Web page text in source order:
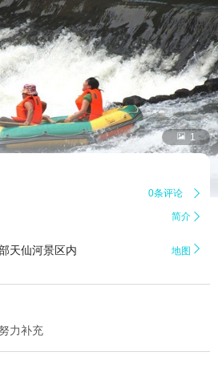
 1
0条评论 
简介 
天仙河景区内 地图 
力补充